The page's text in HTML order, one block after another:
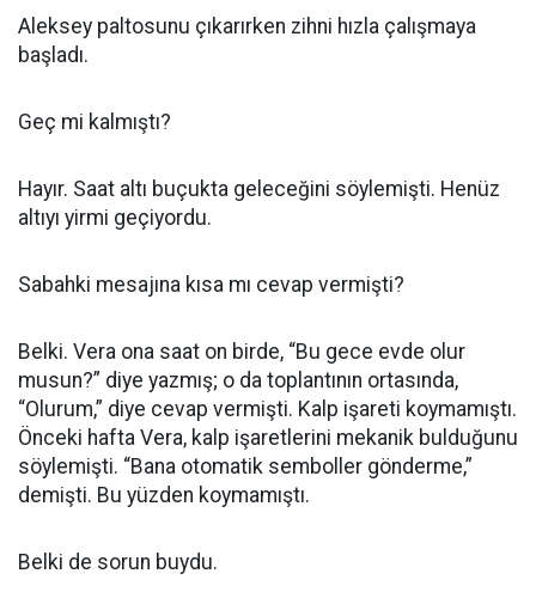
Aleksey paltosunu çıkarırken zihni hızla çalışmaya
başladı.
Geç mi kalmıştı?
Hayır. Saat altı buçukta geleceğini söylemişti. Henüz
altıyı yirmi geçiyordu.
Sabahki mesajına kısa mı cevap vermişti?
Belki. Vera ona saat on birde, “Bu gece evde olur
musun?” diye yazmış; o da toplantının ortasında,
“Olurum,” diye cevap vermişti. Kalp işareti koymamıştı.
Önceki hafta Vera, kalp işaretlerini mekanik bulduğunu
söylemişti. “Bana otomatik semboller gönderme,”
demişti. Bu yüzden koymamıştı.
Belki de sorun buydu.